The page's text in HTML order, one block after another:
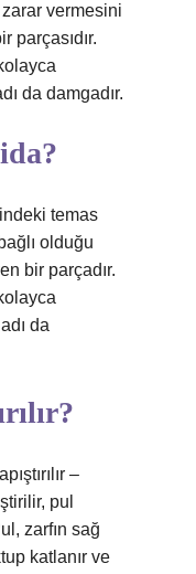
vermesini
parçasıdır.
da damgadır.
temas
olduğu
bir parçadır.
da
–
pul
zarfın sağ
katlanır ve